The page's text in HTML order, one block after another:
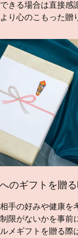
きる場合は直接感
り心のこもった贈
のギフトを贈
手の好みや健康を
限がないかを事前
メギフトを贈る際